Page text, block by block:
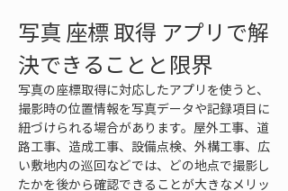
写真 座標 取得 アプリで解
決できることと限界
写真の座標取得に対応したアプリを使うと、
撮影時の位置情報を写真データや記録項目に
紐づけられる場合があります。屋外工事、道
路工事、造成工事、設備点検、外構工事、広
い敷地内の巡回などでは、どの地点で撮影し
たかを後から確認できることが大きなメリッ